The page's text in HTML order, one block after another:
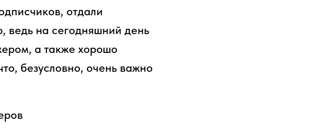
отдали
ведь на сегодняшний день
а также хорошо
безусловно, очень важно